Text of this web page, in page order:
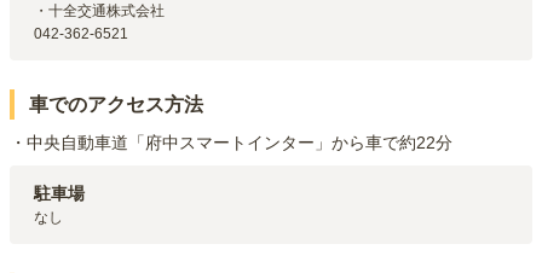
・十全交通株式会社
042-362-6521
車でのアクセス方法
・中央自動車道「府中スマートインター」から車で約22分
駐車場
なし